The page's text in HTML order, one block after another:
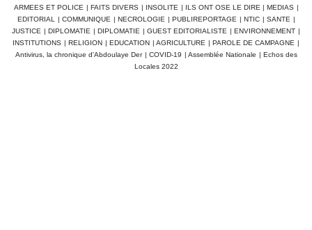
ARMEES ET POLICE | FAITS DIVERS | INSOLITE | ILS ONT OSE LE DIRE | MEDIAS |
EDITORIAL
| COMMUNIQUE | NECROLOGIE | PUBLIREPORTAGE | NTIC | SANTE |
JUSTICE | DIPLOMATIE | DIPLOMATIE | GUEST EDITORIALISTE | ENVIRONNEMENT |
INSTITUTIONS | RELIGION | EDUCATION | AGRICULTURE | PAROLE DE CAMPAGNE |
Antivirus, la chronique d'Abdoulaye Der | COVID-19 | Assemblée Nationale | Echos des
Locales 2022